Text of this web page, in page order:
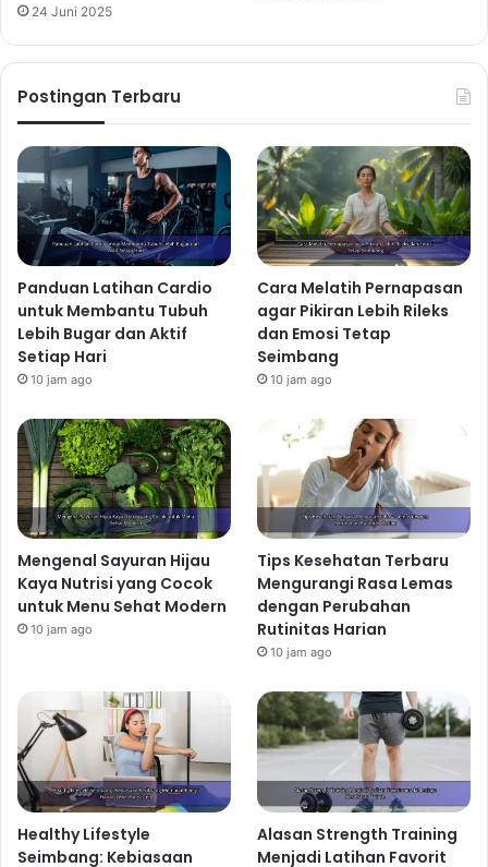
24 Juni 2025
Postingan Terbaru
Panduan Latihan Cardio
untuk Membantu Tubuh
Lebih Bugar dan Aktif
Setiap Hari
10 jam ago
Cara Melatih Pernapasan
agar Pikiran Lebih Rileks
dan Emosi Tetap
Seimbang
10 jam ago
Mengenal Sayuran Hijau
Kaya Nutrisi yang Cocok
untuk Menu Sehat Modern
10 jam ago
Tips Kesehatan Terbaru
Mengurangi Rasa Lemas
dengan Perubahan
Rutinitas Harian
10 jam ago
Healthy Lifestyle
Seimbang: Kebiasaan
Alasan Strength Training
Menjadi Latihan Favorit